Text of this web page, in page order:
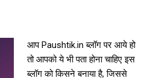
आप Paushtik.in ब्लॉग पर आये हो
तो आपको ये भी पता होना चाहिए इस
ब्लॉग को किसने बनाया है, जिससे